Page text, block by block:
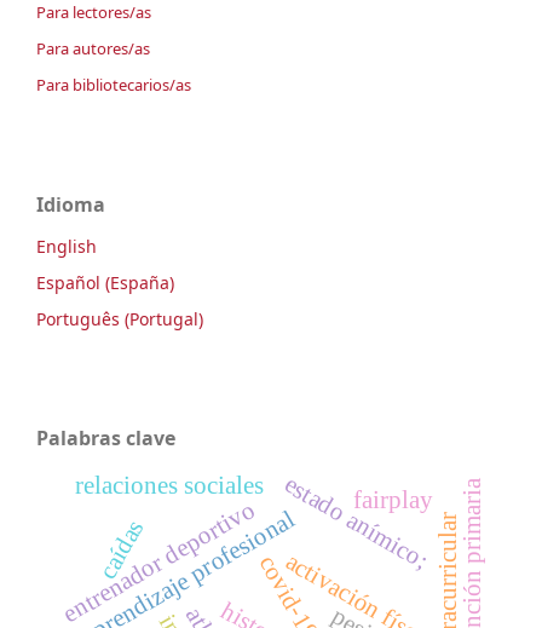
Para lectores/as
Para autores/as
Para bibliotecarios/as
Idioma
English
Español (España)
Português (Portugal)
Palabras clave
covid-19
activación físca
aprendizaje profesional
entrenador deportivo estado anímico;
relaciones sociales atención primaria
caídas
fairplay